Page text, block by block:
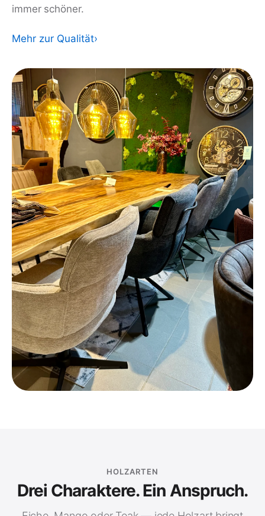
immer schöner.
Mehr zur Qualität
HOLZARTEN
Drei Charaktere. Ein Anspruch.